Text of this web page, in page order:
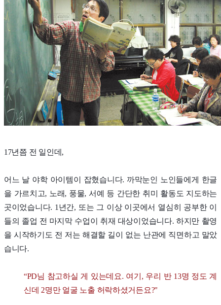
17년쯤 전 일인데,
어느 날 야학 아이템이 잡혔습니다. 까막눈인 노인들에게 한글
을 가르치고, 노래, 풍물, 서예 등 간단한 취미 활동도 지도하는
곳이었습니다. 1년간, 또는 그 이상 이곳에서 열심히 공부한 이
들의 졸업 전 마지막 수업이 취재 대상이었습니다. 하지만 촬영
을 시작하기도 전 저는 해결할 길이 없는 난관에 직면하고 말았
습니다.
“PD님 참고하실 게 있는데요. 여기, 우리 반 13명 정도 계
신데 2명만 얼굴 노출 허락하셨거든요?"